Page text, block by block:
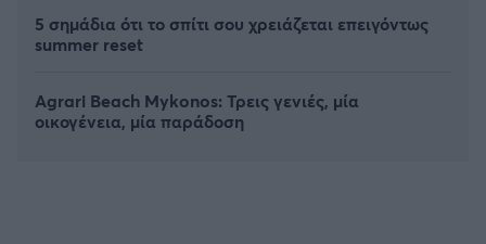
5 σημάδια ότι το σπίτι σου χρειάζεται επειγόντως
summer reset
Agrari Beach Mykonos: Τρεις γενιές, μία
οικογένεια, μία παράδοση